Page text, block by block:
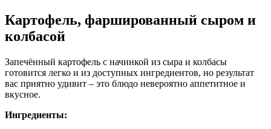
Картофель, фаршированный сыром и
колбасой
Запечённый картофель с начинкой из сыра и колбасы
готовится легко и из доступных ингредиентов, но результат
вас приятно удивит – это блюдо невероятно аппетитное и
вкусное.
Ингредиенты: